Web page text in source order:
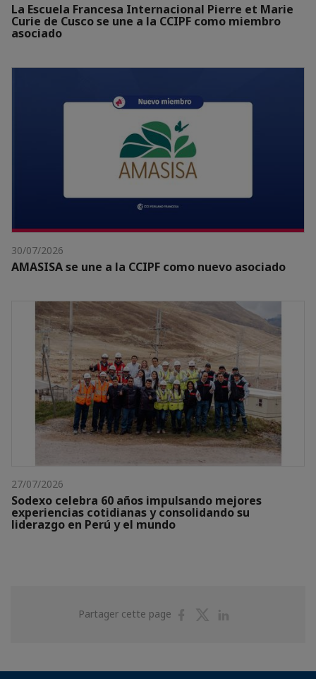
La Escuela Francesa Internacional Pierre et Marie
Curie de Cusco se une a la CCIPF como miembro
asociado
30/07/2026
AMASISA se une a la CCIPF como nuevo asociado
27/07/2026
Sodexo celebra 60 años impulsando mejores
experiencias cotidianas y consolidando su
liderazgo en Perú y el mundo
Partager cette page
PartagerPartager